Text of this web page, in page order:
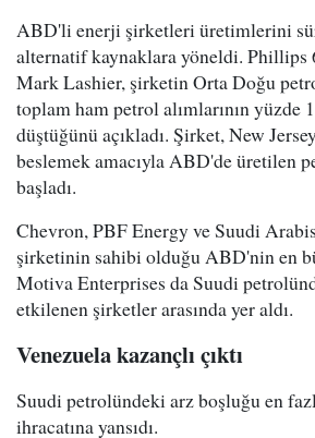
ABD'li enerji şirketleri üretimlerini
alternatif kaynaklara yöneldi. Phillips
Mark Lashier, şirketin Orta Doğu
toplam ham petrol alımlarının yüzde
düştüğünü açıkladı. Şirket, New
beslemek amacıyla ABD'de üretilen
başladı.
Chevron, PBF Energy ve Suudi
şirketinin sahibi olduğu ABD'nin en
Motiva Enterprises da Suudi
etkilenen şirketler arasında yer aldı.
Venezuela kazançlı çıktı
Suudi petrolündeki arz boşluğu en
ihracatına yansıdı.